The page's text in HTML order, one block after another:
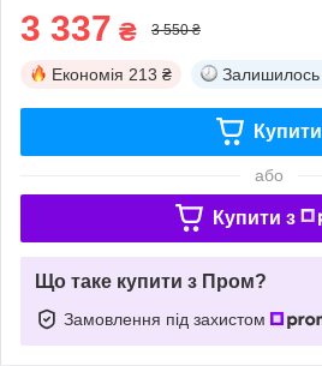
3 337 ₴ 3 550 ₴
Економія 213 ₴ Залишилось
Купити
або
Купити з
Що таке купити з Пром?
Замовлення під захистом